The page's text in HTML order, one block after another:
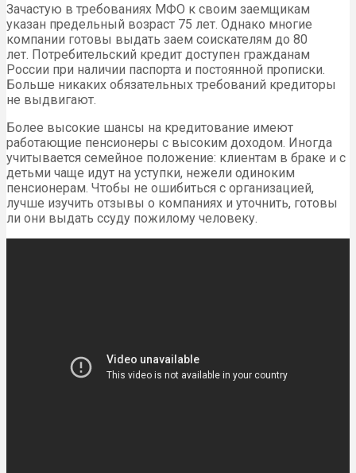
Зачастую в требованиях МФО к своим заемщикам
указан предельный возраст 75 лет. Однако многие
компании готовы выдать заем соискателям до 80
лет. Потребительский кредит доступен гражданам
России при наличии паспорта и постоянной прописки.
Больше никаких обязательных требований кредиторы
не выдвигают.
Более высокие шансы на кредитование имеют
работающие пенсионеры с высоким доходом. Иногда
учитывается семейное положение: клиентам в браке и с
детьми чаще идут на уступки, нежели одиноким
пенсионерам. Чтобы не ошибиться с организацией,
лучше изучить отзывы о компаниях и уточнить, готовы
ли они выдать ссуду пожилому человеку.